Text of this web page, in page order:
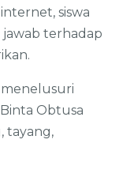
siswa
terhadap
Obtusa
tayang,